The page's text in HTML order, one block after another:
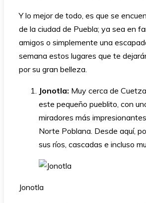
Y lo mejor de todo, es que se
de la ciudad de Puebla; ya sea en
amigos o simplemente una
semana estos lugares que te
por su gran belleza.
Jonotla: Muy cerca de
este pequeño pueblito, con
miradores más
Norte Poblana. Desde aquí,
sus ríos, cascadas e incluso
Jonotla